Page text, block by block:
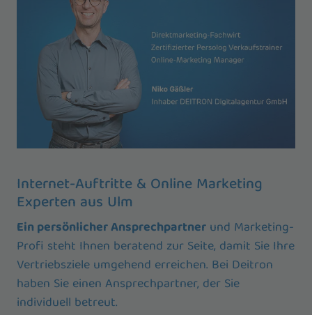
Internet-Auftritte & Online Marketing
Experten aus Ulm
Ein persönlicher Ansprechpartnerund Marketing-
Profi steht Ihnen beratend zur Seite, damit Sie Ihre
Vertriebsziele umgehend erreichen. Bei Deitron
haben Sie einen Ansprechpartner, der Sie
individuell betreut.